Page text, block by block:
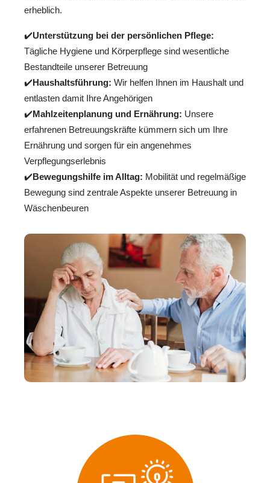
erheblich.
✔️Unterstützung bei der persönlichen Pflege:
Tägliche Hygiene und Körperpflege sind wesentliche
Bestandteile unserer Betreuung
✔️Haushaltsführung: Wir helfen Ihnen im Haushalt und
entlasten damit Ihre Angehörigen
✔️Mahlzeitenplanung und Ernährung: Unsere
erfahrenen Betreuungskräfte kümmern sich um Ihre
Ernährung und sorgen für ein angenehmes
Verpflegungserlebnis
✔️Bewegungshilfe im Alltag: Mobilität und regelmäßige
Bewegung sind zentrale Aspekte unserer Betreuung in
Wäschenbeuren